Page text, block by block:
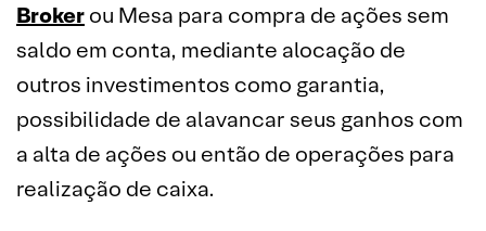
Brokerou Mesa para compra de ações sem
saldo em conta, mediante alocação de
outros investimentos como garantia,
possibilidade de alavancar seus ganhos com
a alta de ações ou então de operações para
realização de caixa.